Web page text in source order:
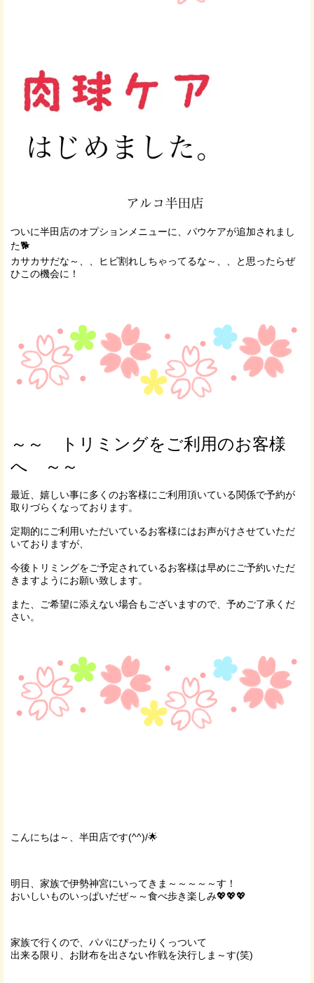
ついに半田店のオプションメニューに、パウケアが追加されまし
た🐕
カサカサだな～、、ヒビ割れしちゃってるな～、、と思ったらぜ
ひこの機会に！
～～ トリミングをご利用のお客様
へ ～～
最近、嬉しい事に多くのお客様にご利用頂いている関係で予約が
取りづらくなっております。
定期的にご利用いただいているお客様にはお声がけさせていただ
いておりますが、
今後トリミングをご予定されているお客様は早めにご予約いただ
きますようにお願い致します。
また、ご希望に添えない場合もございますので、予めご了承くだ
さい。
こんにちは～、半田店です(^^)/🌟
明日、家族で伊勢神宮にいってきま～～～～～す！
おいしいものいっぱいだぜ～～食べ歩き楽しみ💖💖💖
家族で行くので、パパにぴったりくっついて
出来る限り、お財布を出さない作戦を決行しま～す(笑)